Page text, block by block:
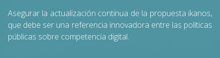
Asegurar la actualización continua de la propuesta ikanos,
que debe ser una referencia innovadora entre las políticas
públicas sobre competencia digital.